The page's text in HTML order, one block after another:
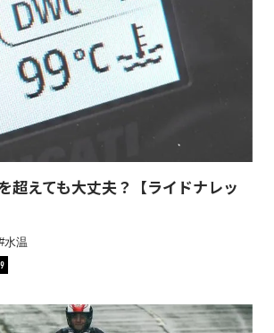
超えても大丈夫？【ライドナレッ
水温